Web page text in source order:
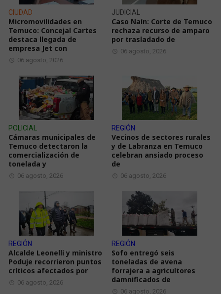
CIUDAD
Micromovilidades en
Temuco: Concejal Cartes
destaca llegada de
empresa Jet con
06 agosto, 2026
JUDICIAL
Caso Naín: Corte de Temuco
rechaza recurso de amparo
por trasladado de
06 agosto, 2026
POLICIAL
Cámaras municipales de
Temuco detectaron la
comercialización de
tonelada y
06 agosto, 2026
REGIÓN
Vecinos de sectores rurales
y de Labranza en Temuco
celebran ansiado proceso
de
06 agosto, 2026
REGIÓN
Alcalde Leonelli y ministro
Poduje recorrieron puntos
críticos afectados por
06 agosto, 2026
REGIÓN
Sofo entregó seis
toneladas de avena
forrajera a agricultores
damnificados de
06 agosto, 2026